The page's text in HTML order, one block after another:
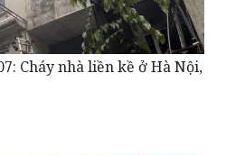
Cháy nhà liền kề ở Hà Nội,